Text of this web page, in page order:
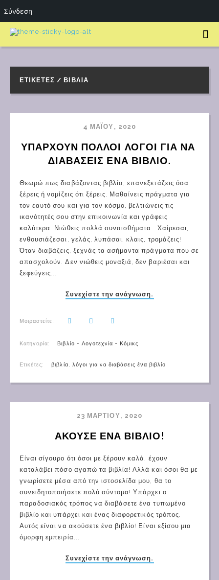
ΕΤΙΚΈΤΕΣ / ΒΙΒΛΊΑ
4 ΜΑΪ́ΟΥ, 2020
ΥΠΆΡΧΟΥΝ ΠΟΛΛΟΊ ΛΌΓΟΙ ΓΙΑ ΝΑ
ΔΙΑΒΆΣΕΙΣ ΈΝΑ ΒΙΒΛΊΟ.
Θεωρώ πως διαβάζοντας βιβλία, επανεξετάζεις όσα
ξέρεις ή νομίζεις ότι ξέρεις. Μαθαίνεις πράγματα για
τον εαυτό σου και για τον κόσμο, βελτιώνεις τις
ικανότητές σου στην επικοινωνία και γράφεις
καλύτερα. Νιώθεις πολλά συναισθήματα… Χαίρεσαι,
ενθουσιάζεσαι, γελάς, λυπάσαι, κλαις, τρομάζεις!
Όταν διαβάζεις, ξεχνάς τα ασήμαντα πράγματα που σε
απασχολούν. Δεν νιώθεις μοναξιά, δεν βαριέσαι και
ξεφεύγεις...
Συνεχίστε την ανάγνωση.
Μοιραστείτε.:
Κατηγορία: Βιβλίο - Λογοτεχνία - Κόμικς
Ετικέτες: βιβλία, λόγοι για να διαβάσεις ένα βιβλίο
23 ΜΑΡΤΊΟΥ, 2020
ΆΚΟΥΣΕ ΈΝΑ ΒΙΒΛΊΟ!
Είναι σίγουρο ότι όσοι με ξέρουν καλά, έχουν
καταλάβει πόσο αγαπώ τα βιβλία! Αλλά και όσοι θα με
γνωρίσετε μέσα από την ιστοσελίδα μου, θα το
συνειδητοποιήσετε πολύ σύντομα! Υπάρχει ο
παραδοσιακός τρόπος να διαβάσετε ένα τυπωμένο
βιβλίο και υπάρχει και ένας διαφορετικός τρόπος.
Αυτός είναι να ακούσετε ένα βιβλίο! Είναι εξίσου μια
όμορφη εμπειρία...
Συνεχίστε την ανάγνωση.
Σύνδεση